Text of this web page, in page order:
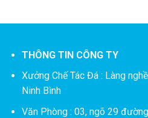
THÔNG TIN CÔNG TY
Xưởng Chế Tác Đá : Làng
Ninh Bình
Văn Phòng : 03, ngõ 29